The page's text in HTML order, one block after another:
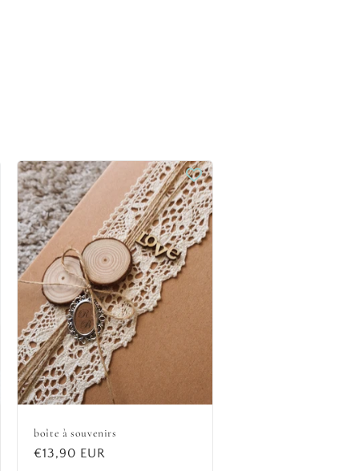
boîte à souvenirs
Prix
€13,90 EUR